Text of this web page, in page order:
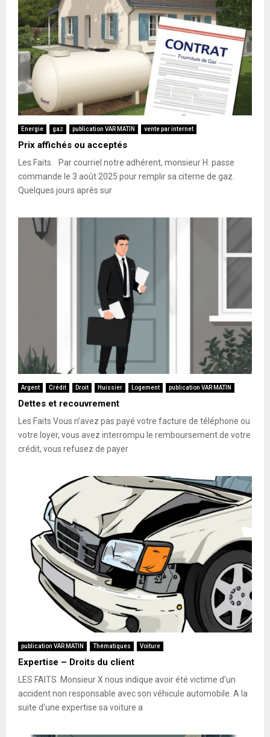
Energie gaz publication VAR MATIN vente par internet
Prix affichés ou acceptés
Les Faits. Par courriel notre adhérent, monsieur H. passe
commande le 3 août 2025 pour remplir sa citerne de gaz.
Quelques jours après sur
Argent Crédit Droit Huissier Logement publication VAR MATIN
Dettes et recouvrement
Les Faits Vous n’avez pas payé votre facture de téléphone ou
votre loyer, vous avez interrompu le remboursement de votre
crédit, vous refusez de payer
publication VAR MATIN Thématiques Voiture
Expertise – Droits du client
LES FAITS. Monsieur X nous indique avoir été victime d’un
accident non responsable avec son véhicule automobile. A la
suite d’une expertise sa voiture a